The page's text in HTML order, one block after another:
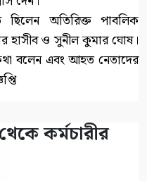
অতিরিক্ত পাবলিক
হাসীব ও সুনীল কুমার ঘোষ।
বলেন এবং আহত নেতাদের
কর্মচারীর